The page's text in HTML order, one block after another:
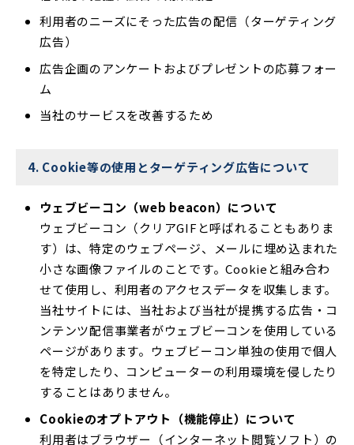
利用者のニーズにそった広告の配信（ターゲティング
広告）
広告企画のアンケートおよびプレゼントの応募フォー
ム
当社のサービスを改善するため
4. Cookie等の使用とターゲティング広告について
ウェブビーコン（web beacon）について
ウェブビーコン（クリアGIFと呼ばれることもありま
す）は、特定のウェブページ、メールに埋め込まれた
小さな画像ファイルのことです。Cookieと組み合わ
せて使用し、利用者のアクセスデータを収集します。
当社サイトには、当社および当社が提携する広告・コ
ンテンツ配信事業者がウェブビーコンを使用している
ページがあります。ウェブビーコン単独の使用で個人
を特定したり、コンピューターの利用環境を侵したり
することはありません。
Cookieのオプトアウト（機能停止）について
利用者はブラウザー（インターネット閲覧ソフト）の